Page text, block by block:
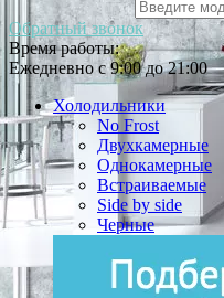
Обратный звонок
Время работы:
Ежедневно с 9:00 до 21:00
Холодильники
No Frost
Двухкамерные
Однокамерные
Встраиваемые
Side by side
Черные